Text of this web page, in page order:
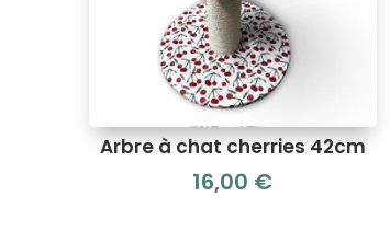
Arbre à chat cherries 42cm
16,00 €